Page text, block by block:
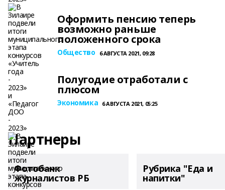
Оформить пенсию теперь
возможно раньше
положенного срока
Общество 6 АВГУСТА 2021, 09:28
Полугодие отработали с
плюсом
Экономика 6 АВГУСТА 2021, 05:25
Партнеры
Фотобанк
журналистов РБ
Рубрика "Еда и
напитки"